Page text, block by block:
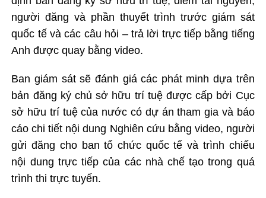
người đăng và phần thuyết trình trước giám sát
quốc tế và các câu hỏi – trả lời trực tiếp bằng tiếng
Anh được quay bằng video.
Ban giám sát sẽ đánh giá các phát minh dựa trên
bản đăng ký chủ sở hữu trí tuệ được cấp bởi Cục
sở hữu trí tuệ của nước có dự án tham gia và báo
cáo chi tiết nội dung Nghiên cứu bằng video, người
gửi đăng cho ban tổ chức quốc tế và trình chiếu
nội dung trực tiếp của các nhà chế tạo trong quá
trình thi trực tuyến.